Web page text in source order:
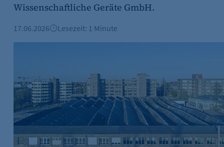
des Benutzers
Wissenschaftliche Geräte GmbH.
17.06.2026 Lesezeit: 1 Minute